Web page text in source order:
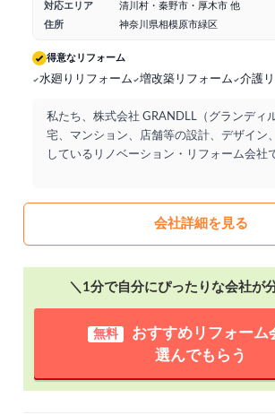
対応エリア
清川村・秦野市・厚木市 他
住所
神奈川県相模原市緑区
得意なリフォーム
水廻りリフォーム 増改築リフォーム 介護
私たち、株式会社 GRANDLL（グランディ
宅、マンション、店舗等の設計、デザイン
しているリノベーション・リフォーム会社
会社詳細を見る
＼1分で自分にぴったりな会社が
無料
おすすめリフォーム
選んでもらう